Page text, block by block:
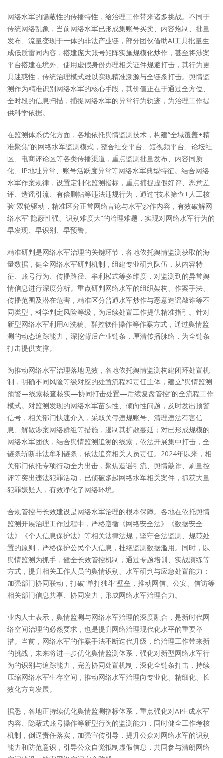
网络水军的隐蔽性的传播特性，给治理工作带来诸多挑战。不同于
传统网络乱象，当前网络水军已形成集账号买卖、内容炮制、批量
发布、流量变现于一体的非法产业链，部分团伙借助AI工具批量生
成低质雷同内容，搭建庞大账号矩阵实施规模化炒作，甚至将涉案
平台搭建在境外、使用虚假身份办理相关证件规避打击，其行为更
具迷惑性，传统治理模式难以实现精准溯源与全链条打击。舆情监
测作为精准识别网络水军的核心手段，其价值正在于通过全方位、
全时段的信息扫描，捕捉网络水军的异常行为轨迹，为治理工作提
供科学依据。
在监测体系优化方面，各地依托舆情监测技术，构建“全域覆盖+精
准聚焦”的网络水军监测模式，整合社交平台、短视频平台、论坛社
区、电商评论区等各类传播渠道，重点监测批量发布、内容同质
化、IP地址异常、账号活跃度异常等网络水军典型特征。结合网络
水军作案规律，设置定制化监测指标，重点捕捉虚假好评、恶意差
评、造谣引流、有偿删帖等违法违规行为，通过“技术筛查+人工核
验”双轮驱动，精准区分正常网络言论与水军炒作内容，有效破解网
络水军“隐蔽性强、识别难度大”的治理难题，实现对网络水军行为的
早发现、早识别、早预警。
精准研判是网络水军治理的关键环节，各地依托舆情监测获取的海
量数据，健全网络水军研判机制，组建专业研判队伍，从内容特
征、账号行为、传播路径、牟利模式等多维度，对监测到的异常舆
情信息进行深度分析。重点研判网络水军的组织架构、作案手法、
传播范围及潜在危害，精准区分普通水军炒作与恶意造谣敲诈等不
同类型，科学判定风险等级，为后续处置工作提供精准指引。针对
新型网络水军利用AI洗稿、群控软件操作等作案方式，通过舆情监
测的动态追踪能力，深挖背后产业链条，厘清传播脉络，为全链条
打击提供支撑。
为推动网络水军治理落地见效，各地依托舆情监测构建闭环处置机
制，明确不同风险等级对应的处置流程和责任主体，建立“舆情监测
预警—线索核查核实—协同打击处置—后续复盘管控”的全流程工作
模式。对监测发现的网络水军苗头性、倾向性问题，及时发出预警
信号，相关部门快速介入，采取关停违规账号、清理违法有害信
息、解散涉案网络群组等措施，遏制其扩散蔓延；对已形成规模的
网络水军团伙，结合舆情监测追溯的线索，依法开展集中打击，全
链条斩断非法牟利链条，依法追究相关人员责任。2024年以来，相
关部门依托专项行动全力出击，聚焦造谣引流、舆情敲诈、刷量控
评等突出违法犯罪活动，已侦破多起网络水军相关案件，抓获大量
犯罪嫌疑人，有效净化了网络环境。
合规管控与长效建设是网络水军治理的根本保障。各地在依托舆情
监测开展治理工作过程中，严格遵循《网络安全法》《数据安全
法》《个人信息保护法》等相关法律法规，坚守合法监测、规范处
置的原则，严格保护公民个人信息，杜绝监测数据滥用。同时，以
舆情监测为抓手，健全长效管控机制，通过专题培训、实战演练等
方式，提升相关工作人员的舆情识别、水军研判与应急处置能力；
加强部门协同联动，打破“单打独斗”壁垒，推动网信、公安、信访等
相关部门信息共享、协同发力，形成网络水军治理合力。
业内人士表示，舆情监测与网络水军治理的深度融合，是新时代网
络空间治理的必然要求，也是提升网络治理现代化水平的重要举
措。当前，网络水军的作案手法不断迭代升级，给治理工作带来新
的挑战，未来将进一步优化舆情监测体系，强化对新型网络水军行
为的识别与追踪能力，完善协同处置机制，深化全链条打击，持续
压缩网络水军生存空间，推动网络水军治理向专业化、精细化、长
效化方向发展。
据悉，各地正持续优化舆情监测指标体系，重点强化对AI生成水军
内容、隐蔽式账号操作等新型行为的监测能力，同时健全工作考核
机制，倒逼责任落实，加强宣传引导，提升公众对网络水军的识别
能力和防范意识，引导公众自觉抵制虚假信息，共同参与清朗网络